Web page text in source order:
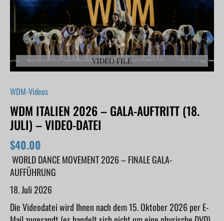
WDM-Videos
WDM ITALIEN 2026 – GALA-AUFTRITT (18.
JULI) – VIDEO-DATEI
$40.00
WORLD DANCE MOVEMENT 2026 – FINALE GALA-
AUFFÜHRUNG
18. Juli 2026
Die Videodatei wird Ihnen nach dem 15. Oktober 2026 per E-
(July
VIDEO
FILE
Menge